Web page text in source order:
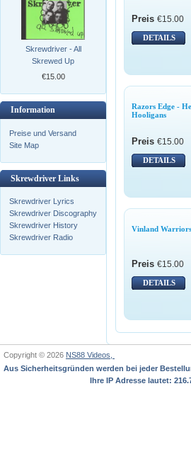
Skrewdriver - All
Skrewed Up
€15.00
Information
Preise und Versand
Site Map
Skrewdriver Links
Skrewdriver Lyrics
Skrewdriver Discography
Skrewdriver History
Skrewdriver Radio
Preis €15.00
DETAILS
Razors Edge -
Hooligans
Preis €15.00
DETAILS
Vinland
Preis €15.00
DETAILS
Copyright © 2026 NS88 Videos,
Aus Sicherheitsgründen werden bei jeder
Ihre IP Adresse lautet: